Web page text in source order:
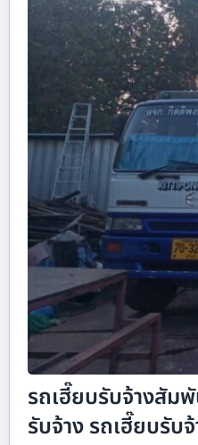
รถเฮี๊ยบรับจ้างสัม
รับจ้าง รถเฮี๊ยบรับ